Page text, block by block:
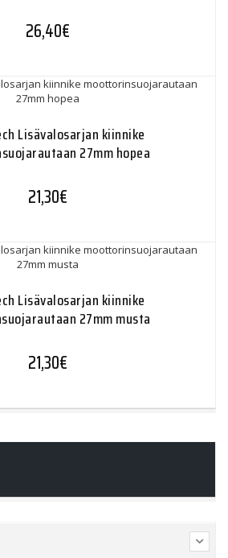
26,40€
Lisävalosarjan kiinnike
27mm hopea
21,30€
Lisävalosarjan kiinnike
27mm musta
21,30€